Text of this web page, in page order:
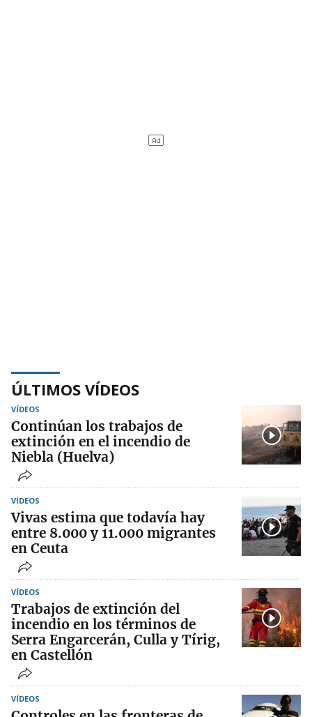
ÚLTIMOS VÍDEOS
VÍDEOS
Continúan los trabajos de
extinción en el incendio de
Niebla (Huelva)
VÍDEOS
Vivas estima que todavía hay
entre 8.000 y 11.000 migrantes
en Ceuta
VÍDEOS
Trabajos de extinción del
incendio en los términos de
Serra Engarcerán, Culla y Tírig,
en Castellón
VÍDEOS